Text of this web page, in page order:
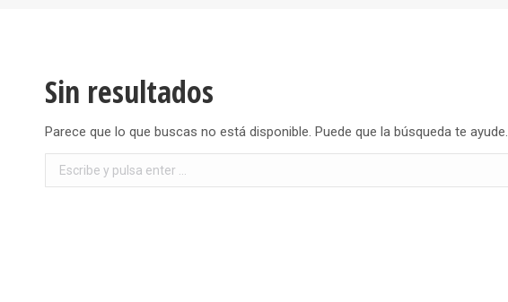
Sin resultados
Parece que lo que buscas no está disponible. Puede que la búsqueda te ayude.
Buscar: